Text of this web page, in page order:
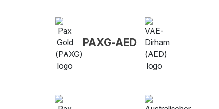
PAXG-AED